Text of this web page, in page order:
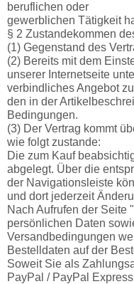
beruflichen oder
gewerblichen Tätigkeit
§ 2 Zustandekommen
(1) Gegenstand des
(2) Bereits mit dem
unserer Internetseite
verbindliches Angebot
den in der
Bedingungen.
(3) Der Vertrag kommt
wie folgt zustande:
Die zum Kauf
abgelegt. Über die
der Navigationsleiste
und dort jederzeit
Nach Aufrufen der Seite
persönlichen Daten
Versandbedingungen
Bestelldaten auf der
Soweit Sie als
PayPal / PayPal